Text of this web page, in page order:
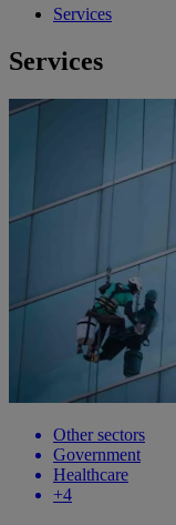
Services
Services
Other sectors
Government
Healthcare
+4